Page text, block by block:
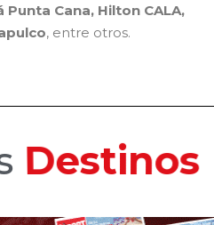
Cana, Hilton CALA,
, entre otros.
Hoteles